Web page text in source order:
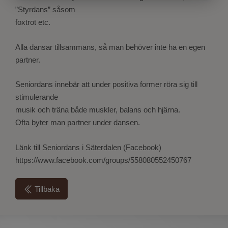
”Styrdans” såsom
foxtrot etc.
Alla dansar tillsammans, så man behöver inte ha en egen
partner.
Seniordans innebär att under positiva former röra sig till
stimulerande
musik och träna både muskler, balans och hjärna.
Ofta byter man partner under dansen.
Länk till Seniordans i Säterdalen (Facebook)
https://www.facebook.com/groups/558080552450767
Tillbaka